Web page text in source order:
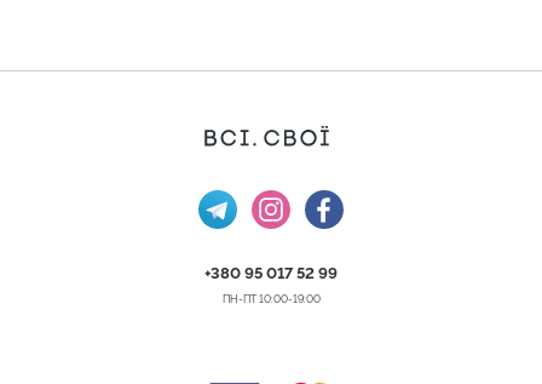
+380 95 017 52 99
ПН-ПТ 10:00-19:00